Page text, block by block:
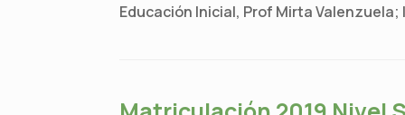
Educación Inicial, Prof Mirta